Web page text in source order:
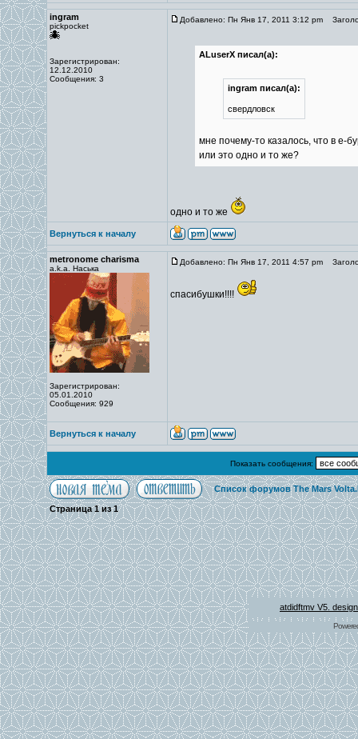
ingram
pickpocket
Зарегистрирован:
12.12.2010
Сообщения: 3
Добавлено: Пн Янв 17, 2011 3:12 pm
ALuserX писал(а):
ingram писал(а):
свердловск
мне почему-то казалось, что в е-
или это одно и то же?
одно и то же
Вернуться к началу
metronome charisma
a.k.a. Наська
Зарегистрирован:
05.01.2010
Сообщения: 929
Добавлено: Пн Янв 17, 2011 4:57 pm
спасибушки!!!!
Вернуться к началу
Показать сообщения:
Список форумов The Mars
Страница1из1
atdidftmv V5.